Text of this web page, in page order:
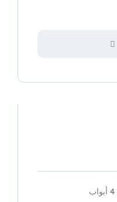
4 أبواب